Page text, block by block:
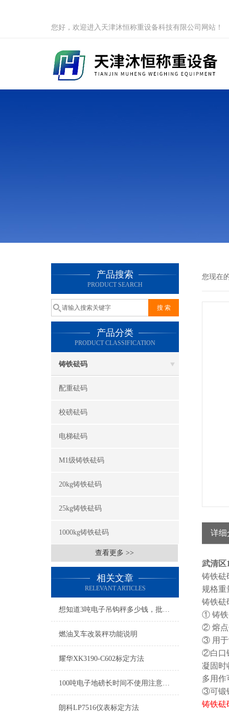
您好，欢迎进入天津沐恒称重设备科技有限公司网站！
产品搜索
PRODUCT SEARCH
产品分类
PRODUCT CLASSIFICATION
铸铁砝码
配重砝码
校磅砝码
电梯砝码
M1级铸铁砝码
20kg铸铁砝码
25kg铸铁砝码
1000kg铸铁砝码
查看更多 >>
相关文章
RELEVANT ARTICLES
想知道3吨电子吊钩秤多少钱，批发价是多少
燃油叉车改装秤功能说明
耀华XK3190-C602标定方法
100吨电子地磅长时间不使用注意事项
朗科LP7516仪表标定方法
您现在
详细
武清区
铸铁
规格重
铸铁砝
① 铸铁
② 熔点
③ 用于
②白口
凝固时
多用作
③可锻
铸铁